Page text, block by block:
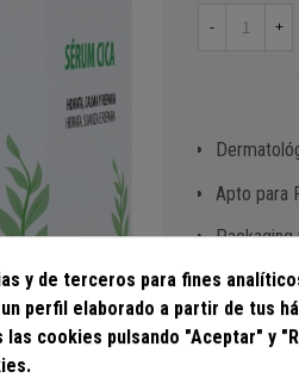
- +
Apto para
Modo
Aplicar
Evitar el
y de terceros para fines
perfil elaborado a partir de tus
cookies pulsando "Aceptar" y